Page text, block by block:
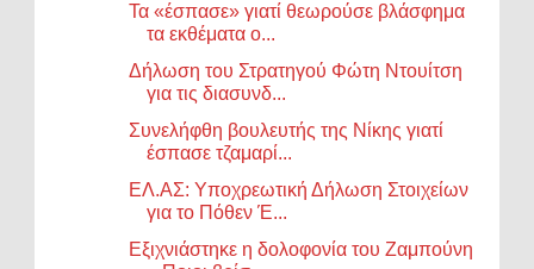
Τα «έσπασε» γιατί θεωρούσε βλάσφημα
τα εκθέματα ο...
Δήλωση του Στρατηγού Φώτη Ντουίτση
για τις διασυνδ...
Συνελήφθη βουλευτής της Νίκης γιατί
έσπασε τζαμαρί...
ΕΛ.ΑΣ: Υποχρεωτική Δήλωση Στοιχείων
για το Πόθεν Έ...
Εξιχνιάστηκε η δολοφονία του Ζαμπούνη